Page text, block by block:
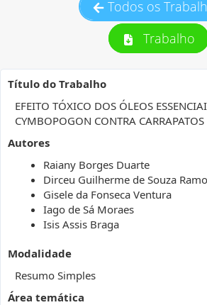
Todos os
Trabalho
Título do Trabalho
EFEITO TÓXICO DOS ÓLEOS
CYMBOPOGON CONTRA CARRAPATOS
Autores
Raiany Borges Duarte
Dirceu Guilherme de Souza
Gisele da Fonseca Ventura
Iago de Sá Moraes
Isis Assis Braga
Modalidade
Resumo Simples
Área temática